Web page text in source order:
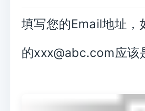
填写您的Email地址
的xxx@abc.com应该